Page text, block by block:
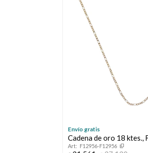
Envío gratis
Cadena de oro 18 ktes.,
F12956-F12956